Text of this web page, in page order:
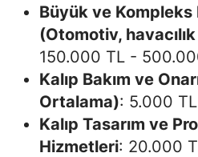
Büyük ve Kompleks
(Otomotiv,
150.000 TL -
Kalıp Bakım ve
Ortalama): 5.000
Kalıp Tasarım ve
Hizmetleri: 20.000